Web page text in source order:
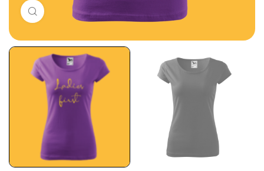
Click to enlarge